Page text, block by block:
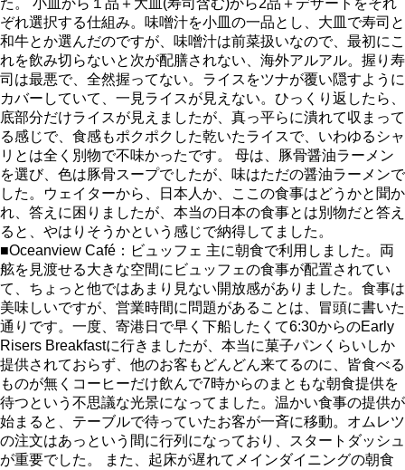
た。 小皿から１品＋大皿(寿司含む)から2品＋デザートをそれ
ぞれ選択する仕組み。味噌汁を小皿の一品とし、大皿で寿司と
和牛とか選んだのですが、味噌汁は前菜扱いなので、最初にこ
れを飲み切らないと次が配膳されない、海外アルアル。握り寿
司は最悪で、全然握ってない。ライスをツナが覆い隠すように
カバーしていて、一見ライスが見えない。ひっくり返したら、
底部分だけライスが見えましたが、真っ平らに潰れて収まって
る感じで、食感もポクポクした乾いたライスで、いわゆるシャ
リとは全く別物で不味かったです。 母は、豚骨醤油ラーメン
を選び、色は豚骨スープでしたが、味はただの醤油ラーメンで
した。ウェイターから、日本人か、ここの食事はどうかと聞か
れ、答えに困りましたが、本当の日本の食事とは別物だと答え
ると、やはりそうかという感じで納得してました。
■Oceanview Café：ビュッフェ 主に朝食で利用しました。両
舷を見渡せる大きな空間にビュッフェの食事が配置されてい
て、ちょっと他ではあまり見ない開放感がありました。食事は
美味しいですが、営業時間に問題があることは、冒頭に書いた
通りです。一度、寄港日で早く下船したくて6:30からのEarly
Risers Breakfastに行きましたが、本当に菓子パンくらいしか
提供されておらず、他のお客もどんどん来てるのに、皆食べる
ものが無くコーヒーだけ飲んで7時からのまともな朝食提供を
待つという不思議な光景になってました。温かい食事の提供が
始まると、テーブルで待っていたお客が一斉に移動。オムレツ
の注文はあっという間に行列になっており、スタートダッシュ
が重要でした。 また、起床が遅れてメインダイニングの朝食